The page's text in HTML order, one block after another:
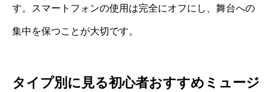
す。スマートフォンの使用は完全にオフにし、舞台への
集中を保つことが大切です。
タイプ別に見る初心者おすすめミュージ